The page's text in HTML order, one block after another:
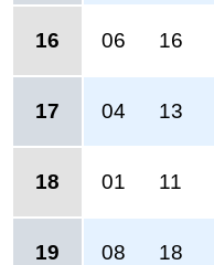
16 06 16
17 04 13
18 01 11
19 08 18